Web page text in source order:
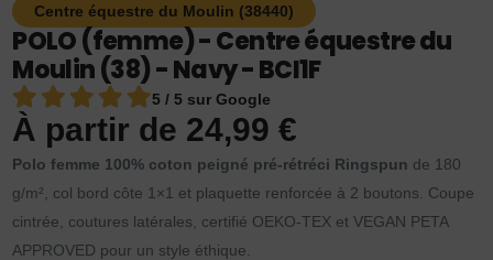
Centre équestre du Moulin (38440)
POLO (femme) - Centre équestre du
Moulin (38) - Navy - BCI1F
5 / 5 sur Google
À partir de 24,99€
Polo femme 100% coton peigné pré-rétréci Ringspun de 180
g/m², col bord côte 1×1 et plaquette renforcée à 2 boutons. Coupe
cintrée, coutures latérales, certifié OEKO-TEX et VEGAN PETA
APPROVED pour un style éthique.